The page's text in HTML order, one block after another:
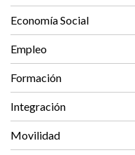
Economía Social
Empleo
Formación
Integración
Movilidad